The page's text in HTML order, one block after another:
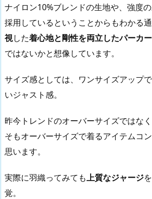
ナイロン10%ブレンドの生地や、強度
採用しているということからもわかる
視した着心地と剛性を両立したパーカー
ではないかと想像しています。
サイズ感としては、ワンサイズアップ
いジャスト感。
昨今トレンドのオーバーサイズではな
そもオーバーサイズで着るアイテムコ
思います。
実際に羽織ってみても上質なジャージ
覚。